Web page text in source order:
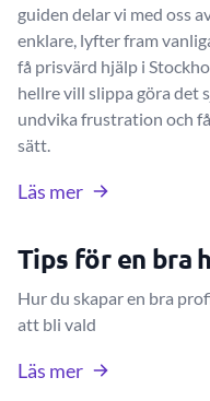
guiden delar vi med oss
enklare, lyfter fram
få prisvärd hjälp i
hellre vill slippa göra det
undvika frustration och
sätt.
Läs mer
Tips för en bra
Hur du skapar en bra
att bli vald
Läs mer